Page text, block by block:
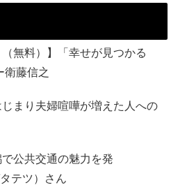
（無料）】「幸せが見つかる
衛藤信之
じまり夫婦喧嘩が増えた人への
公共交通の魅力を発
テツ）さん